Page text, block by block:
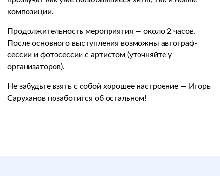
композиции.
Продолжительность мероприятия — около 2 часов.
После основного выступления возможны автограф-
сессии и фотосессии с артистом (уточняйте у
организаторов).
Не забудьте взять с собой хорошее настроение — Игорь
Саруханов позаботится об остальном!